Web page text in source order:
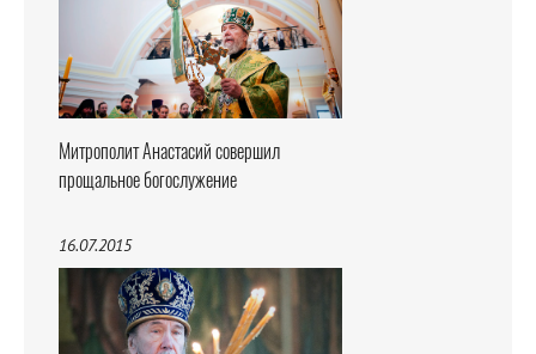
Митрополит Анастасий совершил
прощальное богослужение
16.07.2015